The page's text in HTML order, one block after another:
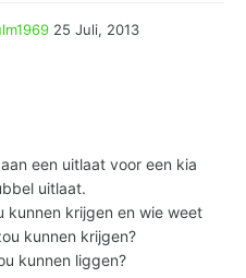
25 Juli, 2013
een uitlaat voor een kia
uitlaat.
kunnen krijgen en wie weet
kunnen krijgen?
kunnen liggen?